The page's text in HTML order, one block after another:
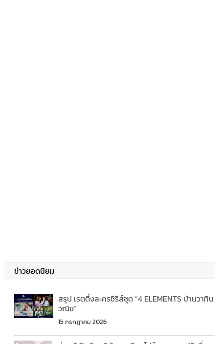
ข่าวยอดนิยม
สรุป เรตติ้งละครซีรีส์ชุด “4 ELEMENTS บ้านวาทิน
วณิช”
15 กรกฎาคม 2026